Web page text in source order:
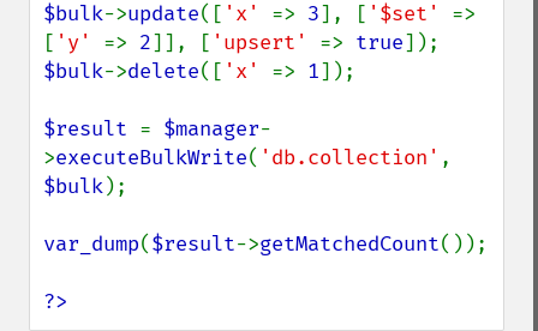
$bulk->update([ 'x' => 3], [ '$set' =>
[ 'y' => 2]], [ 'upsert' => true
$bulk->delete([ 'x' => 1]);
$result = $manager-
>executeBulkWrite( 'db.collection'
$bulk);
var_dump($result->getMatchedCount());
?>